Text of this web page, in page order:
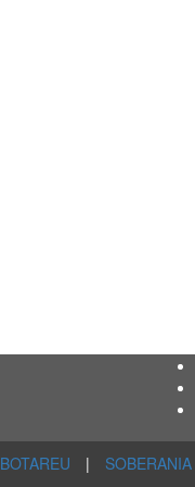
BOTAREU | SOBERANIA